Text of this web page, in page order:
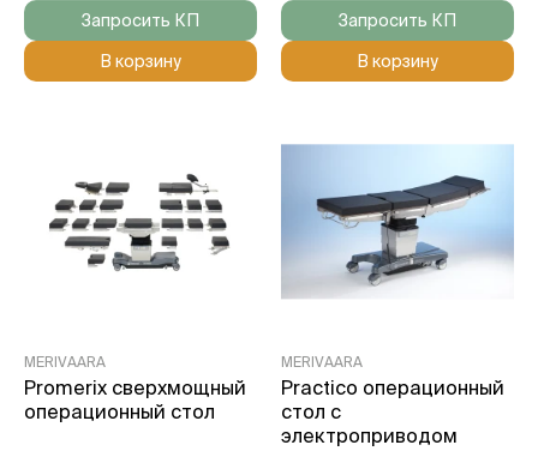
Запросить КП
В корзину
Запросить КП
В корзину
MERIVAARA
Promerix сверхмощный
операционный стол
MERIVAARA
Practico операционный
стол с
электроприводом